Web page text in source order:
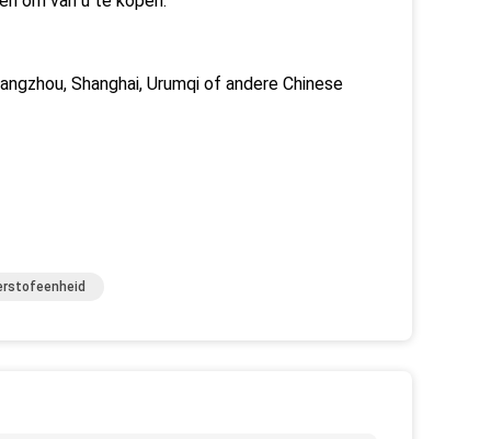
Shanghai, Urumqi of andere Chinese